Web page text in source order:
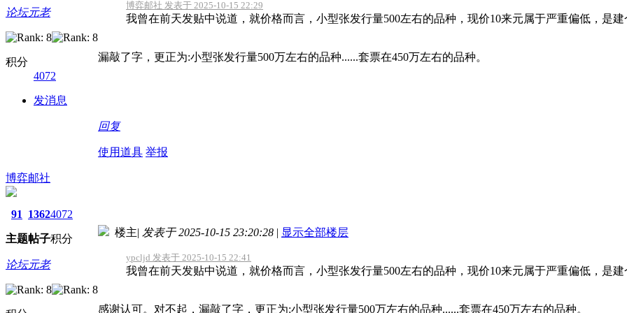
论坛元老
积分
4072
发消息
博弈邮社 发表于 2025-10-15 22:29
我曾在前天发贴中说道，就价格而言，小型张发行量500左右的品种，现价10来元属于严重偏低，是建
漏敲了字，更正为:小型张发行量500万左右的品种......套票在450万左右的品种。
回复
使用道具 举报
博弈邮社
91
主题
1362
帖子
4072
积分
论坛元老
楼主| 发表于 2025-10-15 23:20:28 | 显示全部楼层
ypcljd 发表于 2025-10-15 22:41
我曾在前天发贴中说道，就价格而言，小型张发行量500左右的品种，现价10来元属于严重偏低，是建
感谢认可。对不起，漏敲了字，更正为:小型张发行量500万左右的品种......套票在450万左右的品种。